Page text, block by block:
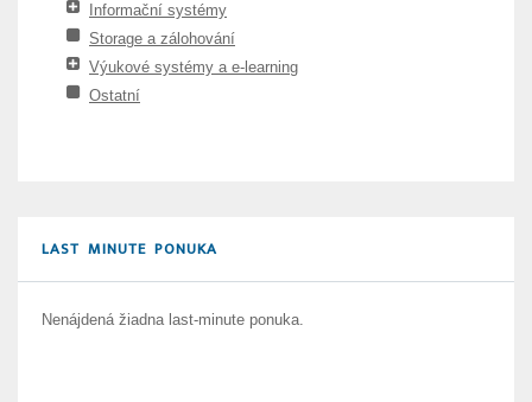
Informační systémy
Storage a zálohování
Výukové systémy a e-learning
Ostatní
LAST MINUTE PONUKA
Nenájdená žiadna last-minute ponuka.